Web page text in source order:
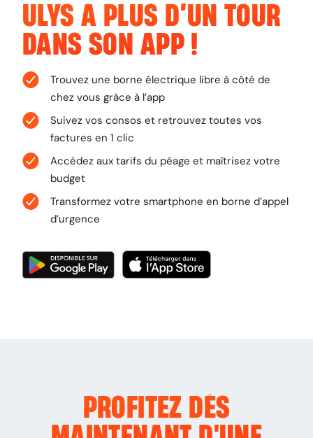
ULYS A PLUS D’UN TOUR
DANSSON APP!
Trouvez une borne électrique libre à côté de
chez vous grâce à l’app
Suivez vos consos et retrouvez toutes vos
factures en 1 clic
Accédez aux tarifs du péage et maîtrisez votre
budget
Transformez votre smartphone en borne d’appel
d’urgence
PROFITEZ DÈS